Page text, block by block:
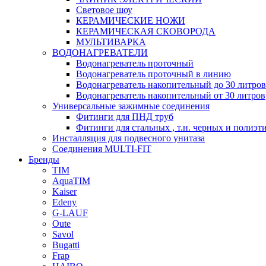
Световое шоу
КЕРАМИЧЕСКИЕ НОЖИ
КЕРАМИЧЕСКАЯ СКОВОРОДА
МУЛЬТИВАРКА
ВОДОНАГРЕВАТЕЛИ
Водонагреватель проточный
Водонагреватель проточный в линию
Водонагреватель накопительный до 30 литров
Водонагреватель накопительный от 30 литров
Универсальные зажимные соединения
Фитинги для ПНД труб
Фитинги для стальных , т.н. черных и
Инсталляция для подвесного унитаза
Соединения MULTI-FIT
Бренды
TIM
AquaTIM
Kaiser
Edeny
G-LAUF
Oute
Savol
Bugatti
Frap